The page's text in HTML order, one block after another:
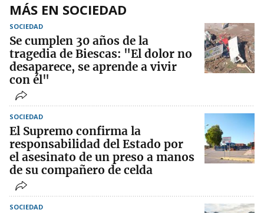
MÁS EN SOCIEDAD
SOCIEDAD
Se cumplen 30 años de la
tragedia de Biescas: "El dolor no
desaparece, se aprende a vivir
con él"
SOCIEDAD
El Supremo confirma la
responsabilidad del Estado por
el asesinato de un preso a manos
de su compañero de celda
SOCIEDAD